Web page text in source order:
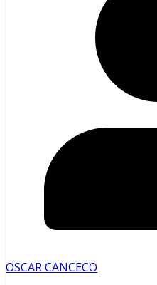
OSCAR CANCECO